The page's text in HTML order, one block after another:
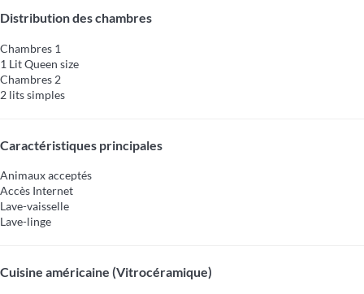
Distribution des chambres
Chambres 1
1 Lit Queen size
Chambres 2
2 lits simples
Caractéristiques principales
Animaux acceptés
Accès Internet
Lave-vaisselle
Lave-linge
Cuisine américaine (Vitrocéramique)